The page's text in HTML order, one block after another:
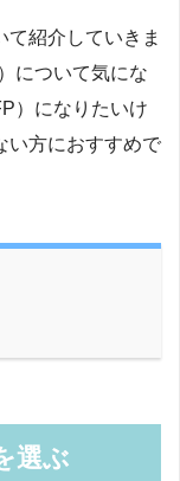
て紹介していきま
について気にな
）になりたいけ
い方におすすめで
選ぶ